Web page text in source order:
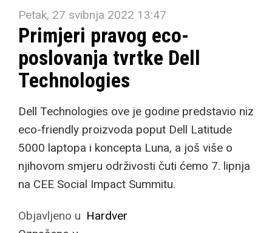
Petak, 27 svibnja 2022 13:47
Primjeri pravog eco-
poslovanja tvrtke Dell
Technologies
Dell Technologies ove je godine predstavio niz
eco-friendly proizvoda poput Dell Latitude
5000 laptopa i koncepta Luna, a još više o
njihovom smjeru održivosti čuti ćemo 7. lipnja
na CEE Social Impact Summitu.
Objavljeno u Hardver